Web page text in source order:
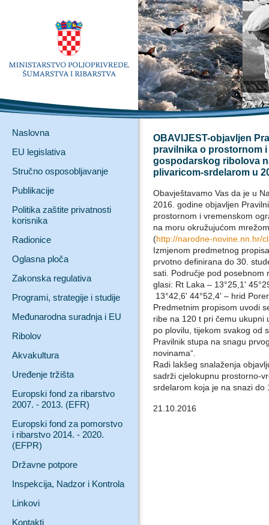
Naslovna
EU legislativa
Stručno osposobljavanje
Publikacije
Politika zaštite privatnosti
korisnika
Radionice
Oglasna ploča
Zakonska regulativa
Programi, strategije i studije
Međunarodna suradnja i EU
Ribolov
Akvakultura
Uređenje tržišta
Europski fond za ribarstvo
2007. - 2013. (EFR)
Europski fond za pomorstvo
i ribarstvo 2014. - 2020.
(EFPR)
Državne potpore
Inspekcija, Nadzor i Kontrola
Linkovi
Kontakti
OBAVIJEST-objavljen
pravilnika o prostornom
gospodarskog ribolova
plivaricom-srdelarom u
Obavještavamo Vas da je u
2016. godine objavljen
prostornom i vremenskom
na moru okružujućom
(http://narodne-novine.nn.hr/
Izmjenom predmetnog
prvotno definirana do 30.
sati. Područje pod posebnom
glasi: Rt Laka – 13°25,1'
13°42,6' 44°52,4' – hrid
Predmetnim propisom uvodi
ribe na 120 t pri čemu ukupni
po plovilu, tijekom svakog od
Pravilnik stupa na snagu
novinama“.
Radi lakšeg snalaženja
sadrži cjelokupnu prostorno-
srdelarom koja je na snazi
21.10.2016